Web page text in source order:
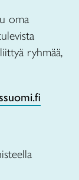
oma
ryhmää,